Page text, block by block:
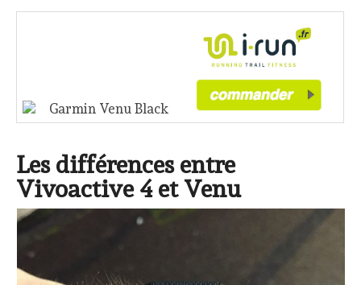
Garmin Venu Black
Les différences entre
Vivoactive 4 et Venu